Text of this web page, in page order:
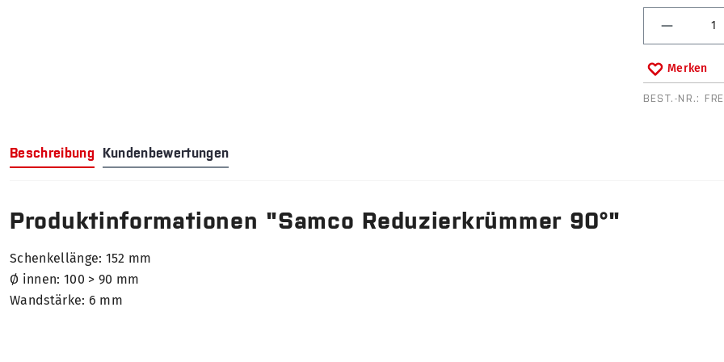
Merken
BEST.-NR.:
Beschreibung Kundenbewertungen
Produktinformationen "Samco Reduzierkrümmer 90°"
Schenkellänge: 152 mm
Ø innen: 100 > 90 mm
Wandstärke: 6 mm